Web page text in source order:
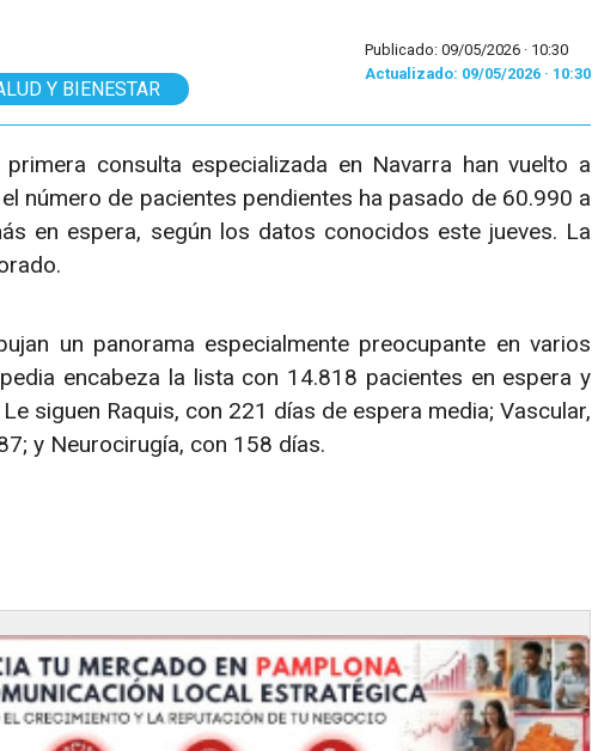
Y BIENESTAR
Publicado: 09/05/2026 · 10:30
Actualizado: 09/05/2026 · 10:30
consulta especializada en Navarra han vuelto a
número de pacientes pendientes ha pasado de 60.990 a
en espera, según los datos conocidos este jueves. La
un panorama especialmente preocupante en varios
encabeza la lista con 14.818 pacientes en espera y
siguen Raquis, con 221 días de espera media; Vascular,
y Neurocirugía, con 158 días.